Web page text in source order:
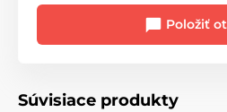
Položiť
Súvisiace produkty